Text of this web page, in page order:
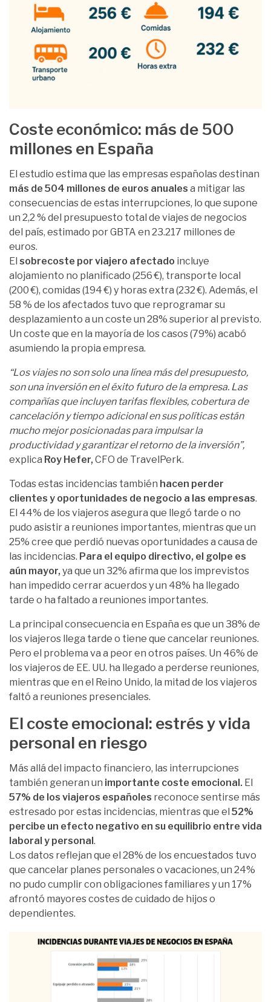
Coste económico: más de 500
millones en España
El estudio estima que las empresas españolas destinan
más de 504 millones de euros anuales a mitigar las
consecuencias de estas interrupciones, lo que supone
un 2,2 % del presupuesto total de viajes de negocios
del país, estimado por GBTA en 23.217 millones de
euros.
El sobrecoste por viajero afectado incluye
alojamiento no planificado (256 €), transporte local
(200 €), comidas (194 €) y horas extra (232 €). Además, el
58 % de los afectados tuvo que reprogramar su
desplazamiento a un coste un 28% superior al previsto.
Un coste que en la mayoría de los casos (79%) acabó
asumiendo la propia empresa.
“Los viajes no son solo una línea más del presupuesto,
son una inversión en el éxito futuro de la empresa. Las
compañías que incluyen tarifas flexibles, cobertura de
cancelación y tiempo adicional en sus políticas están
mucho mejor posicionadas para impulsar la
productividad y garantizar el retorno de la inversión”,
explica Roy Hefer, CFO de TravelPerk.
Todas estas incidencias también hacen perder
clientes y oportunidades de negocio a las empresas.
El 44% de los viajeros asegura que llegó tarde o no
pudo asistir a reuniones importantes, mientras que un
25% cree que perdió nuevas oportunidades a causa de
las incidencias. Para el equipo directivo, el golpe es
aún mayor, ya que un 32% afirma que los imprevistos
han impedido cerrar acuerdos y un 48% ha llegado
tarde o ha faltado a reuniones importantes.
La principal consecuencia en España es que un 38% de
los viajeros llega tarde o tiene que cancelar reuniones.
Pero el problema va a peor en otros países. Un 46% de
los viajeros de EE. UU. ha llegado a perderse reuniones,
mientras que en el Reino Unido, la mitad de los viajeros
faltó a reuniones presenciales.
El coste emocional: estrés y vida
personal en riesgo
Más allá del impacto financiero, las interrupciones
también generan un importante coste emocional. El
57% de los viajeros españoles reconoce sentirse más
estresado por estas incidencias, mientras que el 52%
percibe un efecto negativo en su equilibrio entre vida
laboral y personal .
Los datos reflejan que el 28% de los encuestados tuvo
que cancelar planes personales o vacaciones, un 24%
no pudo cumplir con obligaciones familiares y un 17%
afrontó mayores costes de cuidado de hijos o
dependientes.